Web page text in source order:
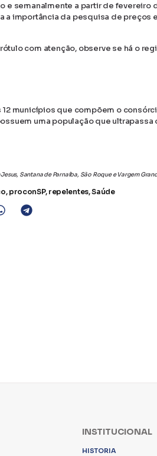
semanalmente a partir de fevereiro
a importância da pesquisa de preços
com atenção, observe se há o
municípios que compõem o
uma população que ultrapassa
Santana de Parnaíba, São Roque e Vargem
, proconSP, repelentes,Saúde
INSTITUCIONAL
HISTORIA